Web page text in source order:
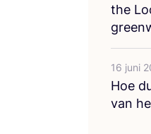
the
16 juni
Hoe
van